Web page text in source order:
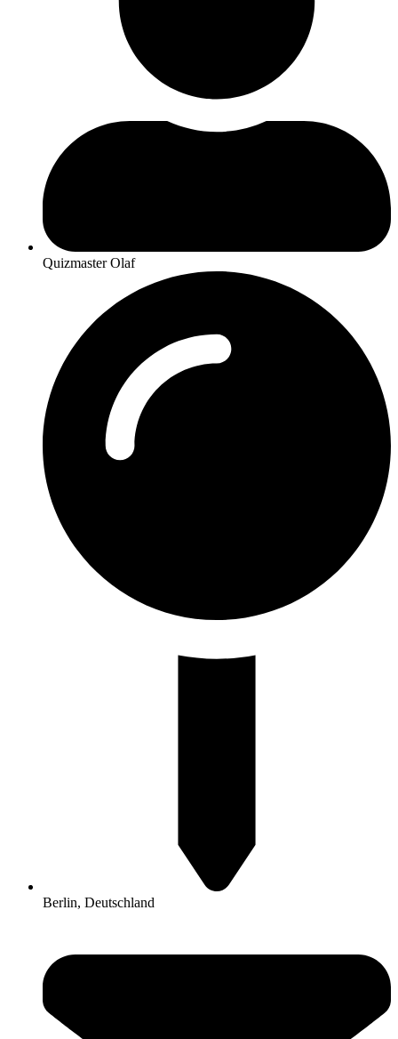
Quizmaster Olaf
Berlin, Deutschland